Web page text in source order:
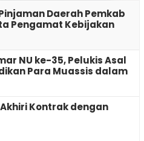
Daerah Pemkab
Pengamat Kebijakan
NU ke-35, Pelukis Asal
Para Muassis dalam
Kontrak dengan